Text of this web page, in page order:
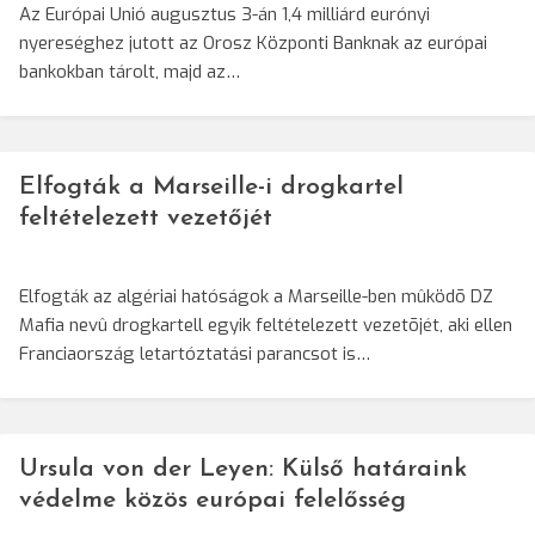
Az Európai Unió augusztus 3-án 1,4 milliárd eurónyi
nyereséghez jutott az Orosz Központi Banknak az európai
bankokban tárolt, majd az…
Elfogták a Marseille-i drogkartel
feltételezett vezetőjét
Elfogták az algériai hatóságok a Marseille-ben mûködõ DZ
Mafia nevû drogkartell egyik feltételezett vezetõjét, aki ellen
Franciaország letartóztatási parancsot is…
Ursula von der Leyen: Külső határaink
védelme közös európai felelősség